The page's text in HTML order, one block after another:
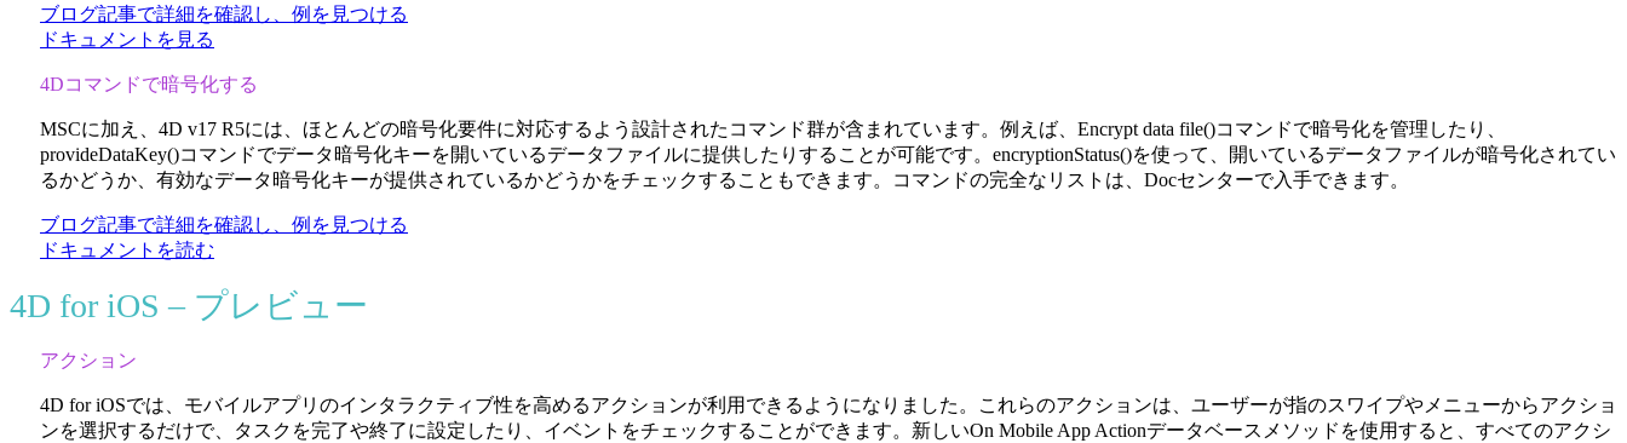
ブログ記事で詳細を確認し、例を見つける
ドキュメントを見る
4Dコマンドで暗号化する
MSCに加え、4D v17 R5には、ほとんどの暗号化要件に対応するよう設計されたコマンド群が含まれています。例えば、 Encrypt data file()コマンドで暗号化を管理したり、
provideDataKey()コマンドでデータ暗号化キーを開いているデータファイルに提供したりすることが可能です。 encryptionStatus()を使って、開いているデータファイルが暗号化されてい
るかどうか、有効なデータ暗号化キーが提供されているかどうかをチェックすることもできます。コマンドの完全なリストは、Docセンターで入手できます。
ブログ記事で詳細を確認し、例を見つける
ドキュメントを読む
4D for iOS – プレビュー
アクション
4D for iOSでは、モバイルアプリのインタラクティブ性を高めるアクションが利用できるようになりました。これらのアクションは、ユーザーが指のスワイプやメニューからアクショ
ンを選択するだけで、タスクを完了や終了に設定したり、イベントをチェックすることができます。新しいOn Mobile App Actionデータベース メソッドを使用すると、すべてのアクシ